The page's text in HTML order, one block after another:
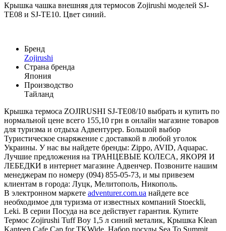
Крышка чашка внешняя для термосов Zojirushi моделей SJ-
TE08 и SJ-TE10. Цвет синий.
Бренд
Zojirushi
Страна бренда
Япония
Производство
Тайланд
Крышка термоса ZOJIRUSHI SJ-TE08/10 выбрать и купить по
нормальной цене всего 155,10 грн в онлайн магазине товаров
для туризма и отдыха Адвентурер. Большой выбор
Туристическое снаряжение с доставкой в любой уголок
Украины. У нас вы найдете бренды: Zippo, AVID, Aquapac.
Лучшие предложения на ТРАНЦЕВЫЕ КОЛЕСА, ЯКОРЯ И
ЛЕБЕДКИ в интернет магазине Адвенчер. Позвоните нашим
менеджерам по номеру (094) 855-05-73, и мы привезем
клиентам в города: Луцк, Мелитополь, Никополь.
В электронном маркете adventurer.com.ua найдете все
необходимое для туризма от известных компаний Stoeckli,
Leki. В серии Посуда на все действует гарантия. Купите
Термос Zojirushi Tuff Boy 1,5 л синий металик, Крышка Klean
Kanteen Cafe Cap for TKWide, Набор посуды Sea To Summit